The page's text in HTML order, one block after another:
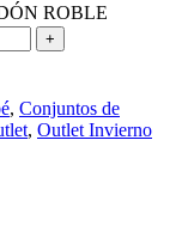
ROBLE
, Conjuntos de
, Outlet Invierno